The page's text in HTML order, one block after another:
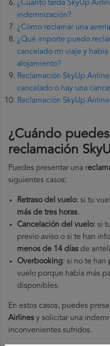
¿Cuánto tarda SkyUp
indemnización?
¿Cómo reclamar una
¿Qué importe puedo
cancelado mi viaje y
alojamiento?
Reclamación SkyUp
cancelado o hay una
Reclamación SkyUp
¿Cuándo
reclamación
Puedes presentar una r
siguientes casos:
Retraso del vuelo: si tu
más de tres horas.
Cancelación del vuelo: si
previo aviso o si te han
menos de 14 días de
Overbooking: si no te han
vuelo porque había más
disponibles.
En estos casos, puedes
Airlines​ y solicitar una
inconvenientes sufridos.